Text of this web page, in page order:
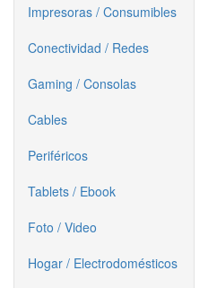
Impresoras / Consumibles
Conectividad / Redes
Gaming / Consolas
Cables
Periféricos
Tablets / Ebook
Foto / Video
Hogar / Electrodomésticos